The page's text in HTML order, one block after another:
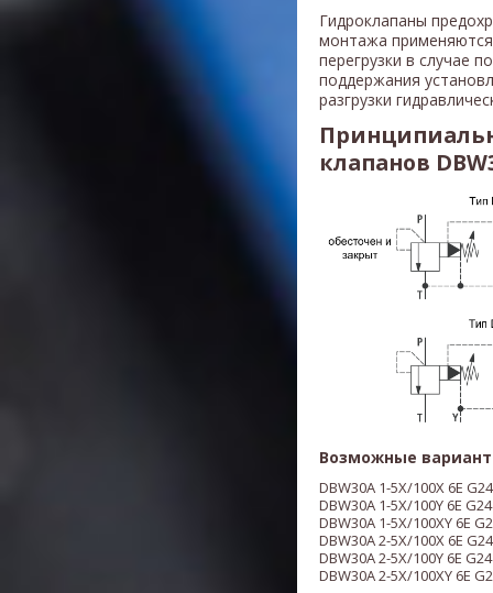
Гидроклапаны
монтажа
перегрузки в случае
поддержания
разгрузки
клапанов
Возможные
DBW30A 1-5X/100X 6E
DBW30A 1-5X/100Y 6E
DBW30A 1-5X/100XY 6E
DBW30A 2-5X/100X 6E
DBW30A 2-5X/100Y 6E
DBW30A 2-5X/100XY 6E